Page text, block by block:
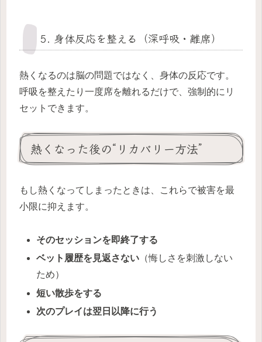
5. 身体反応を整える（深呼吸・離席）
熱くなるのは脳の問題ではなく、身体の反応です。
呼吸を整えたり一度席を離れるだけで、強制的にリ
セットできます。
熱くなった後の“リカバリー方法”
もし熱くなってしまったときは、これらで被害を最
小限に抑えます。
そのセッションを即終了する
ベット履歴を見返さない （悔しさを刺激しない
ため）
短い散歩をする
次のプレイは翌日以降に行う